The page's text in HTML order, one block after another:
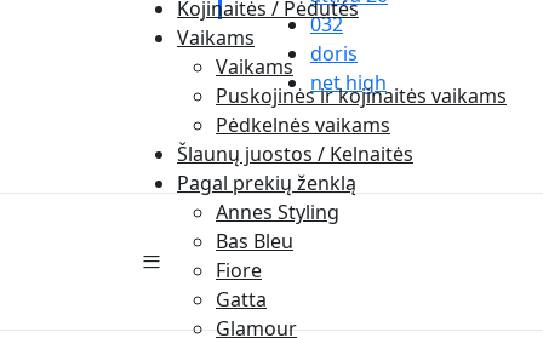
032
doris
net high
Kojinaitės / Pėdutės
Vaikams
Vaikams
Puskojinės ir kojinaitės vaikams
Pėdkelnės vaikams
Šlaunų juostos / Kelnaitės
Pagal prekių ženklą
Annes Styling
Bas Bleu
Fiore
Gatta
Glamour